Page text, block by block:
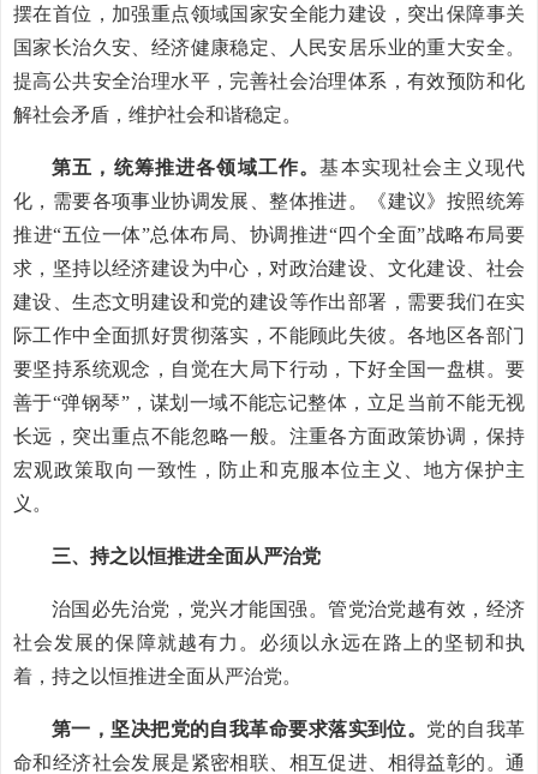
摆在首位，加强重点领域国家安全能力建设，突出保障事关
国家长治久安、经济健康稳定、人民安居乐业的重大安全。
提高公共安全治理水平，完善社会治理体系，有效预防和化
解社会矛盾，维护社会和谐稳定。
第五，统筹推进各领域工作。基本实现社会主义现代
化，需要各项事业协调发展、整体推进。《建议》按照统筹
推进“五位一体”总体布局、协调推进“四个全面”战略布局要
求，坚持以经济建设为中心，对政治建设、文化建设、社会
建设、生态文明建设和党的建设等作出部署，需要我们在实
际工作中全面抓好贯彻落实，不能顾此失彼。各地区各部门
要坚持系统观念，自觉在大局下行动，下好全国一盘棋。要
善于“弹钢琴”，谋划一域不能忘记整体，立足当前不能无视
长远，突出重点不能忽略一般。注重各方面政策协调，保持
宏观政策取向一致性，防止和克服本位主义、地方保护主
义。
三、持之以恒推进全面从严治党
治国必先治党，党兴才能国强。管党治党越有效，经济
社会发展的保障就越有力。必须以永远在路上的坚韧和执
着，持之以恒推进全面从严治党。
第一，坚决把党的自我革命要求落实到位。 党的自我革
命和经济社会发展是紧密相联、相互促进、相得益彰的。通